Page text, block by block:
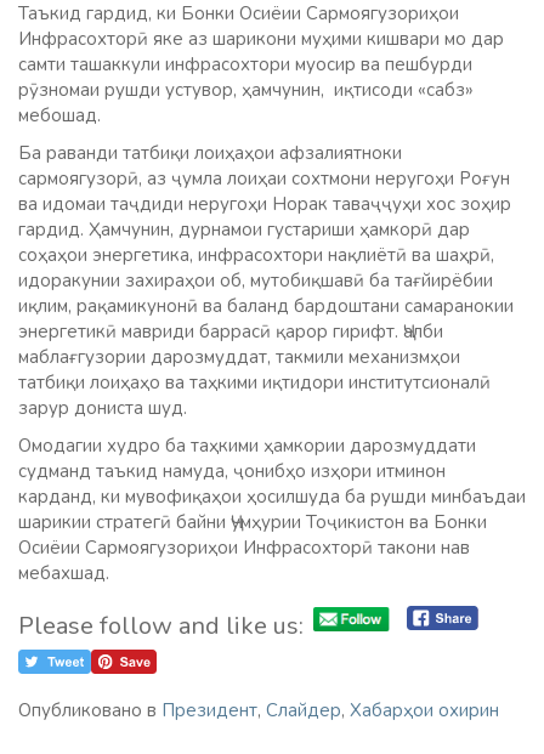
Таъкид гардид, ки Бонки Осиёии Сармоягузориҳои
Инфрасохторӣ яке аз шарикони муҳими кишвари мо дар
самти ташаккули инфрасохтори муосир ва пешбурди
рӯзномаи рушди устувор, ҳамчунин, иқтисоди «сабз»
мебошад.
Ба раванди татбиқи лоиҳаҳои афзалиятноки
сармоягузорӣ, аз ҷумла лоиҳаи сохтмони неругоҳи Роғун
ва идомаи таҷдиди неругоҳи Норак таваҷҷуҳи хос зоҳир
гардид. Ҳамчунин, дурнамои густариши ҳамкорӣ дар
соҳаҳои энергетика, инфрасохтори нақлиётӣ ва шаҳрӣ,
идоракунии захираҳои об, мутобиқшавӣ ба тағйирёбии
иқлим, рақамикунонӣ ва баланд бардоштани самаранокии
энергетикӣ мавриди баррасӣ қарор гирифт. Ҷалби
маблағгузории дарозмуддат, такмили механизмҳои
татбиқи лоиҳаҳо ва таҳкими иқтидори институтсионалӣ
зарур дониста шуд.
Омодагии худро ба таҳкими ҳамкории дарозмуддати
судманд таъкид намуда, ҷонибҳо изҳори итминон
карданд, ки мувофиқаҳои ҳосилшуда ба рушди минбаъдаи
шарикии стратегӣ байни Ҷумҳурии Тоҷикистон ва Бонки
Осиёии Сармоягузориҳои Инфрасохторӣ такони нав
мебахшад.
Please follow and like us:
Опубликовано в Президент, Слайдер, Хабарҳои охирин